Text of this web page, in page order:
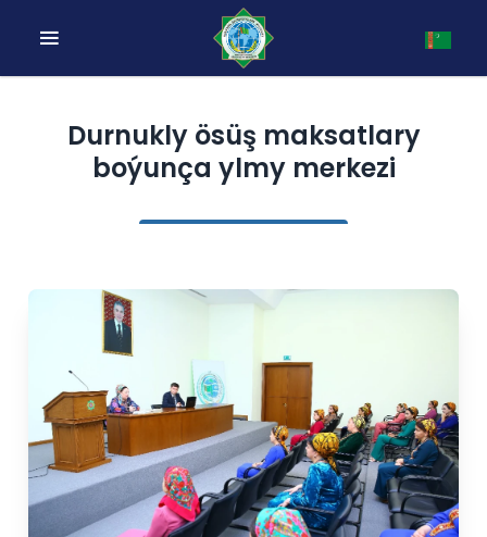
Durnukly ösüş maksatlary
boýunça ylmy merkezi